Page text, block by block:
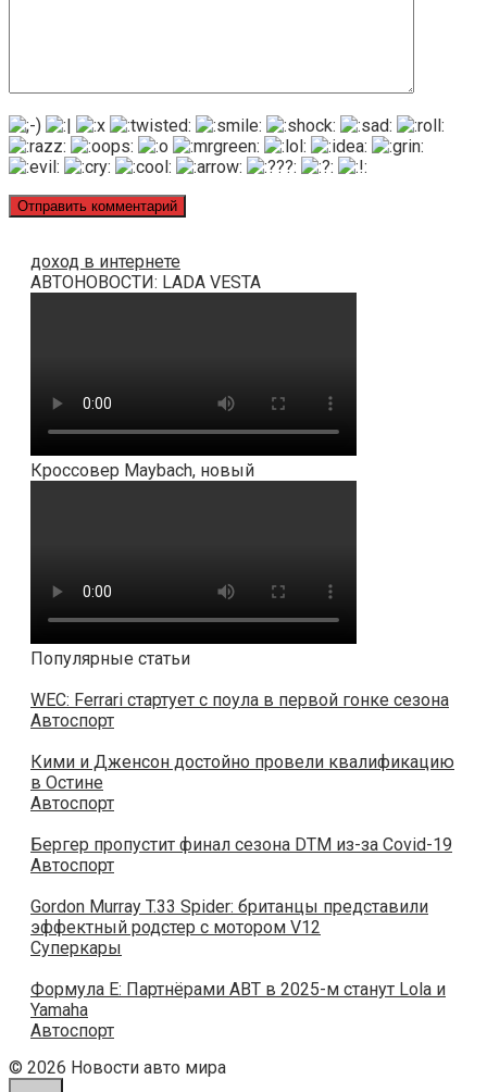
доход в интернете
АВТОНОВОСТИ: LADA VESTA
Кроссовер Maybach, новый
Популярные статьи
WEC: Ferrari стартует с поула в первой гонке сезона
Автоспорт
Кими и Дженсон достойно провели квалификацию
в Остине
Автоспорт
Бергер пропустит финал сезона DTM из-за Covid-19
Автоспорт
Gordon Murray T.33 Spider: британцы представили
эффектный родстер с мотором V12
Суперкары
Формула E: Партнёрами ABT в 2025-м станут Lola и
Yamaha
Автоспорт
© 2026 Новости авто мира